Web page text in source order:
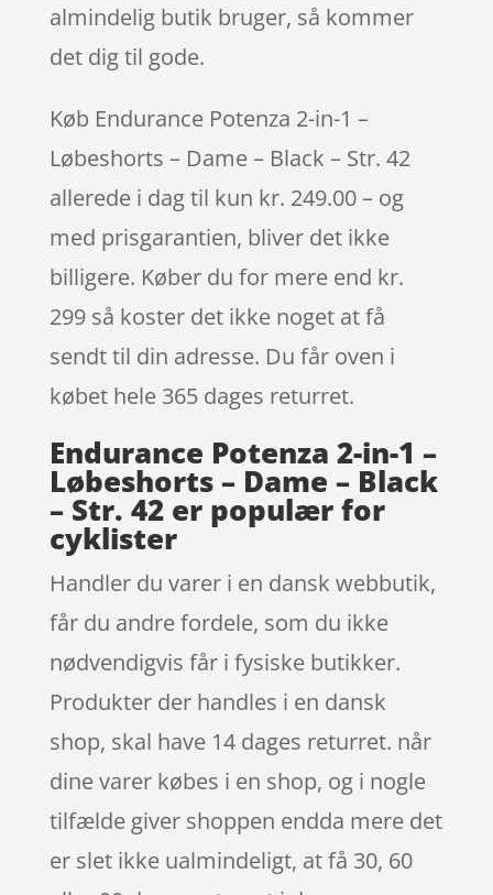
almindelig butik bruger, så kommer
det dig til gode.
Køb Endurance Potenza 2-in-1 –
Løbeshorts – Dame – Black – Str. 42
allerede i dag til kun kr. 249.00 – og
med prisgarantien, bliver det ikke
billigere. Køber du for mere end kr.
299 så koster det ikke noget at få
sendt til din adresse. Du får oven i
købet hele 365 dages returret.
Endurance Potenza 2-in-1 –
Løbeshorts – Dame – Black
– Str. 42 er populær for
cyklister
Handler du varer i en dansk webbutik,
får du andre fordele, som du ikke
nødvendigvis får i fysiske butikker.
Produkter der handles i en dansk
shop, skal have 14 dages returret. når
dine varer købes i en shop, og i nogle
tilfælde giver shoppen endda mere det
er slet ikke ualmindeligt, at få 30, 60